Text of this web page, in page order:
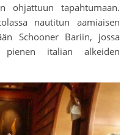
ohjattuun tapahtumaan.
nautitun aamiaisen
Schooner Bariin, jossa
italian alkeiden